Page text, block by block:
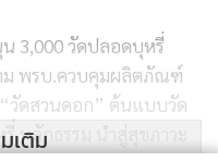
3,000 วัดปลอดบุหรี่
พรบ.ควบคุมผลิตภัณฑ์
วัดสวนดอก” ต้นแบบวัด
หลักธรรม นำสู่สุขภาวะ
เติม